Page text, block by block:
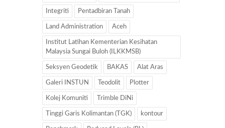
Integriti Pentadbiran Tanah
Land Administration Aceh
Institut Latihan Kementerian Kesihatan
Malaysia Sungai Buloh (ILKKMSB)
Seksyen Geodetik BAKAS Alat Aras
Galeri INSTUN Teodolit Plotter
Kolej Komuniti Trimble DiNi
Tinggi Garis Kolimantan (TGK) kontour